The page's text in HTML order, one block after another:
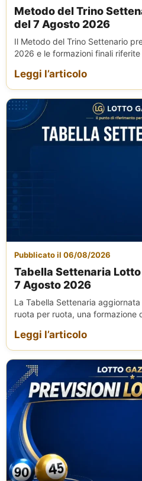
Metodo del Trino
del 7 Agosto 2026
Il Metodo del Trino Settenario
2026 e le formazioni finali riferite
Leggi l’articolo
Pubblicato il 06/08/2026
Tabella Settenaria
7 Agosto 2026
La Tabella Settenaria
ruota per ruota, una formazione
Leggi l’articolo